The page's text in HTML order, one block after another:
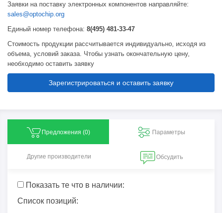
Заявки на поставку электронных компонентов направляйте:
sales@optochip.org
Единый номер телефона: 8(495) 481-33-47
Стоимость продукции рассчитывается индивидуально, исходя из
объема, условий заказа. Чтобы узнать окончательную цену,
необходимо оставить заявку
Зарегистрироваться и оставить заявку
Предложения (0) Параметры
Другие производители Обсудить
Показать те что в наличии:
Список позиций: